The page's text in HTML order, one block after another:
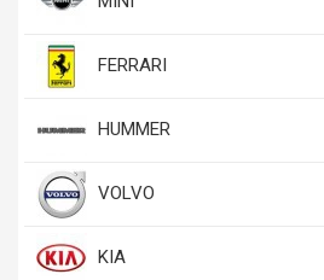
FERRARI
HUMMER
VOLVO
KIA